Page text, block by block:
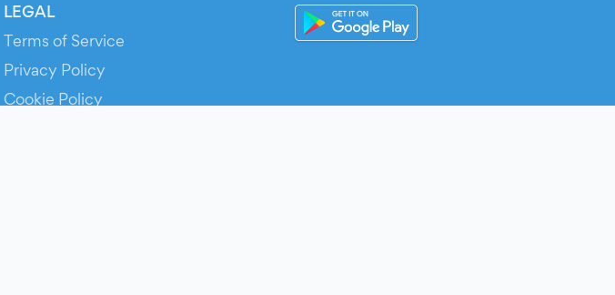
LEGAL
Terms of Service
Privacy Policy
Cookie Policy